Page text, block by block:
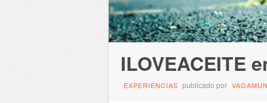
ILOVEACEITE
EXPERIENCIAS publicado por